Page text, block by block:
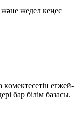
және жедел кеңес
көмектесетін егжей-
бар білім базасы.